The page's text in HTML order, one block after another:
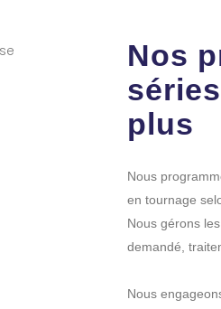
Nos
plus
Nous
en tournage
Nous gérons
demandé,
Nous